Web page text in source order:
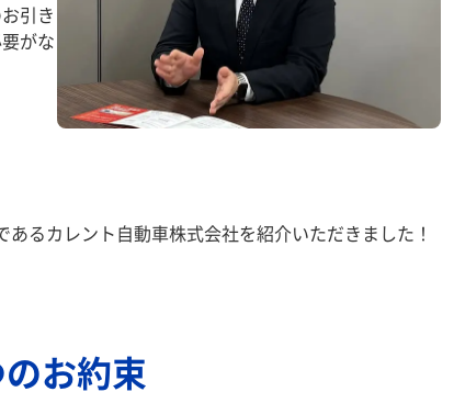
引き
がな
るカレント自動車株式会社を紹介いただきました！
お約束